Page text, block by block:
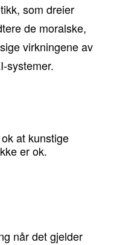
som dreier
de moralske,
virkningene av
systemer.
at kunstige
er ok.
når det gjelder